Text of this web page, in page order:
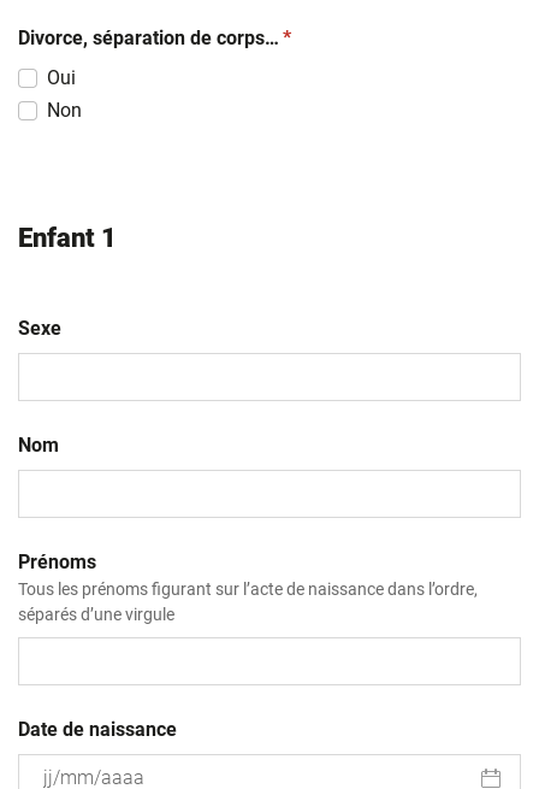
Divorce, séparation de corps… (obligatoire)
*
Oui
Non
Enfant 1
Sexe
Nom
Prénoms
Tous les prénoms figurant sur l’acte de naissance dans l’ordre,
séparés d’une virgule
Date de naissance